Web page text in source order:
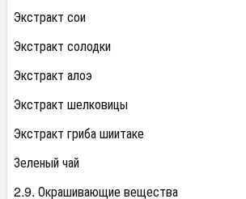
Экстракт сои
Экстракт солодки
Экстракт алоэ
Экстракт шелковицы
Экстракт гриба шиитаке
Зеленый чай
2.9. Окрашивающие вещества